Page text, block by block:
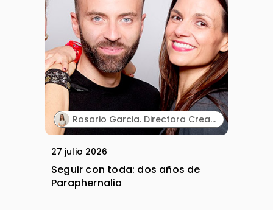
Rosario Garcia. Directora Creativa & Cofounder. Paraphernalia.
27 julio 2026
Seguir con toda: dos años de
Paraphernalia